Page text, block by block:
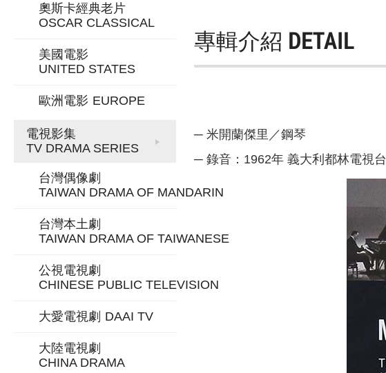
奧斯卡經典老片
OSCAR CLASSICAL
美國電影
UNITED STATES
歐洲電影 EUROPE
電視影集
TV DRAMA SERIES
台灣偶像劇
TAIWAN DRAMA OF MANDARIN
台灣本土劇
TAIWAN DRAMA OF TAIWANESE
公視電視劇
CHINESE PUBLIC TELEVISION
大愛電視劇 DAAI TV
大陸電視劇
CHINA DRAMA
專輯介紹 DETAIL
─ 米開蘭傑里／鋼琴
─ 錄音：1962年 義大利都林電視台